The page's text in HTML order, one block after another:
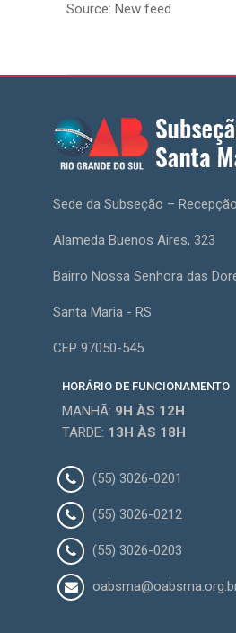
Source: New feed
Sede da Subseção – Recepção
Alameda Buenos Aires, 323
Bairro Nossa Senhora das
Santa Maria - RS
CEP 97050-545
HORÁRIO DE FUNCIONAMENTO
MANHÃ: 9H ÀS 12H
TARDE: 13H ÀS 18H
(55) 3026-0201
(55) 3026-0212
(55) 3026-0203